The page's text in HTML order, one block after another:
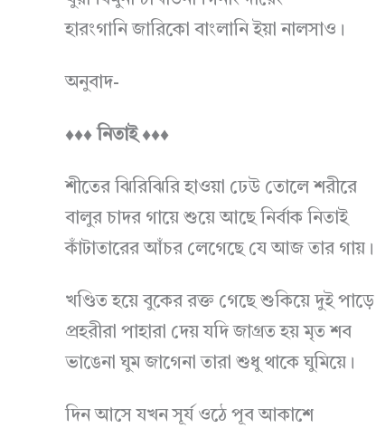
হারংগানি জারিকো বাংলানি ইয়া নালসাও।
অনুবাদ-
♦♦♦ নিতাই ♦♦♦
শীতের ঝিরিঝিরি হাওয়া ঢেউ তোলে শরীরে
বালুর চাদর গায়ে শুয়ে আছে নির্বাক নিতাই
কাঁটাতারের আঁচর লেগেছে যে আজ তার গায়।
খণ্ডিত হয়ে বুকের রক্ত গেছে শুকিয়ে দুই পাড়ে
প্রহরীরা পাহারা দেয় যদি জাগ্রত হয় মৃত শব
ভাঙেনা ঘুম জাগেনা তারা শুধু থাকে ঘুমিয়ে।
দিন আসে যখন সূর্য ওঠে পূব আকাশে